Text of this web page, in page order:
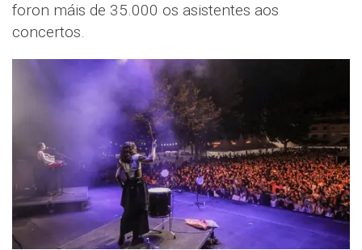
foron máis de 35.000 os asistentes aos
concertos.